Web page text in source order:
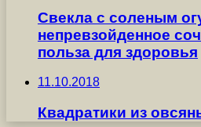
Свекла с соленым
непревзойденное
польза для здоровья
11.10.2018
Квадратики из